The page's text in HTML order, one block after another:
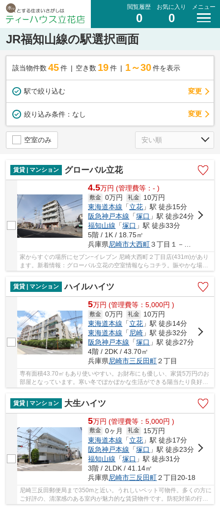
閲覧履歴
0
お気に入り
0
メニュー
JR福知山線の駅選択画面
該当物件数 45件 空き数 19 件 1～30 件を表示
駅で絞り込む 変更
絞り込み条件： なし 変更
空室のみ
賃貸 | マンション グローバル立花
4.5万円 (管理費等：- )
敷金 0万円 礼金
10万円
東海道本線 「立花 」駅 徒歩15分
阪急神戸本線 「塚口 」駅 徒歩24分
福知山線 「塚口 」駅 徒歩33分
5階 / 1K / 18.75㎡
兵庫県尼崎市大西町３丁目１－３４
家からすぐの場所にセブン−イレブン 尼崎大西町２丁目店(431m)があり
ます。新着情報：グローバル立花の空室情報ならコチラ。賑やかな場所
賃貸 | マンション
ハイルハイツ
5万円 (管理費等：5,000円 )
敷金 0万円 礼金
10万円
東海道本線 「立花 」駅 徒歩14分
東海道本線 「 尼崎 」駅 徒歩32分
阪急神戸本線 「塚口 」駅 徒歩27分
4階 / 2DK / 43.70㎡
兵庫県尼崎市三反田町２丁目
専有面積43.70㎡もあり使いやすい。お財布にも優しい、家賃5万円のお
部屋となっています。寒い冬でぽかぽかな生活ができる陽当たり良好な
賃貸 | マンション
大生ハイツ
5万円 (管理費等：5,000円 )
敷金 0ヶ月 礼金
15万円
東海道本線 「立花 」駅 徒歩17分
阪急神戸本線 「塚口 」駅 徒歩23分
福知山線 「塚口 」駅 徒歩31分
3階 / 2LDK / 41.14㎡
兵庫県尼崎市三反田町２丁目20-18
尼崎三反田郵便局まで350mと近い。うれしいペット可物件。多くの方に
ご好評の、清潔感のある室内が魅力的な賃貸物件です。防犯対策の行き